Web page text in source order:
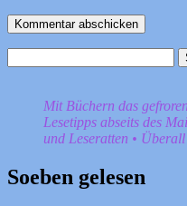
nach:
Mit Büchern das
Lesetipps abseits des
und Leseratten •
Soeben gelesen